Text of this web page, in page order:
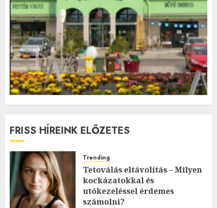
FRISS HÍREINK ELŐZETES
Trending
Tetoválás eltávolítás – Milyen
kockázatokkal és
utókezeléssel érdemes
számolni?